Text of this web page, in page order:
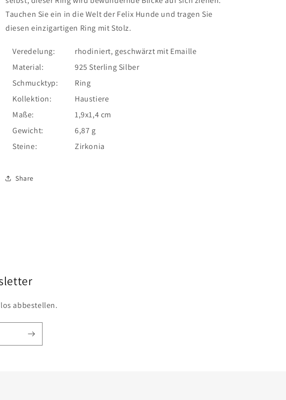
Tauchen Sie ein in die Welt der Felix Hunde und tragen Sie
diesen einzigartigen Ring mit Stolz.
Veredelung:
rhodiniert, geschwärzt mit Emaille
Material:
925 Sterling Silber
Schmucktyp:
Ring
Kollektion:
Haustiere
Maße:
1,9x1,4 cm
Gewicht:
6,87 g
Steine:
Zirkonia
Share
abbestellen.